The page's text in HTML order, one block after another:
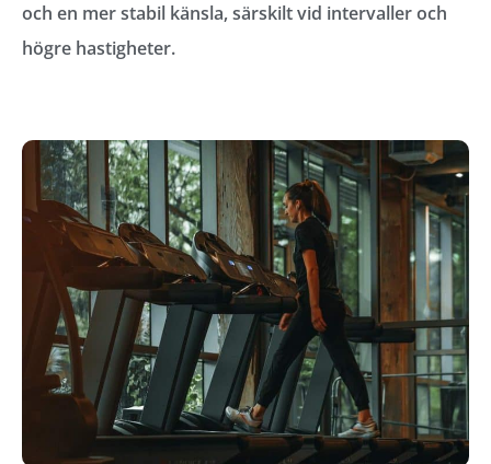
och en mer stabil känsla, särskilt vid intervaller och
högre hastigheter.